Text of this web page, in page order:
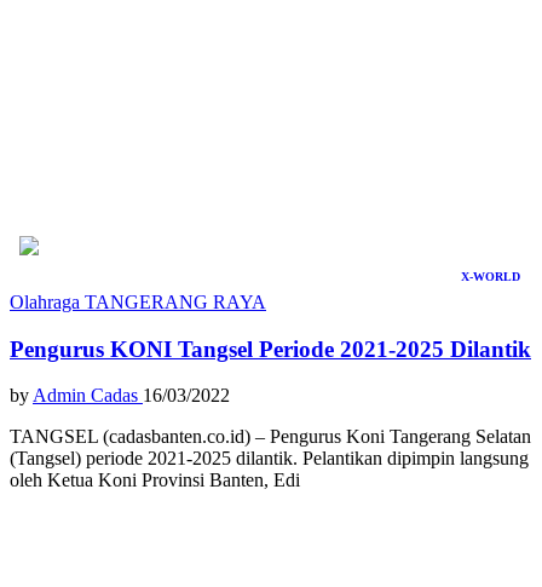
X-WORLD
Olahraga TANGERANG RAYA
Pengurus KONI Tangsel Periode 2021-2025 Dilantik
byAdmin Cadas 16/03/2022
TANGSEL (cadasbanten.co.id) – Pengurus Koni Tangerang Selatan
(Tangsel) periode 2021-2025 dilantik. Pelantikan dipimpin langsung
oleh Ketua Koni Provinsi Banten, Edi